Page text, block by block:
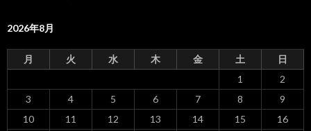
2026年8月
月 火 水 木 金 土
日
1
2
3
4 5 6 7 8
9
10
11 12 13 14 15
16